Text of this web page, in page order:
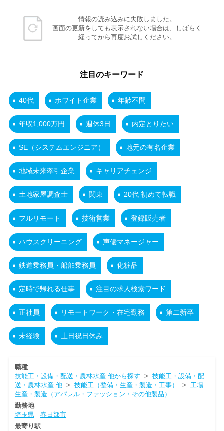
情報の読み込みに失敗しました。
画面の更新をしても表示されない場合は、しばらく
経ってから再度お試しください。
注目のキーワード
40代 ホワイト企業 年齢不問
年収1,000万円 週休3日 内定とりたい
SE（システムエンジニア） 地元の有名企業
地域未来牽引企業 キャリアチェンジ
土地家屋調査士 関東 20代 初めて転職
フルリモート 技術営業 登録販売者
ハウスクリーニング 声優マネージャー
鉄道乗務員・船舶乗務員 化粧品
定時で帰れる仕事 注目の求人検索ワード
正社員 リモートワーク・在宅勤務 第二新卒
未経験 土日祝日休み
職種
技能工・設備・配送・農林水産 他から探す > 技能工・設備・配
送・農林水産 他> 技能工（整備・生産・製造・工事） > 工場
生産・製造（アパレル・ファッション・その他製品）
勤務地
埼玉県
春日部市
最寄り駅